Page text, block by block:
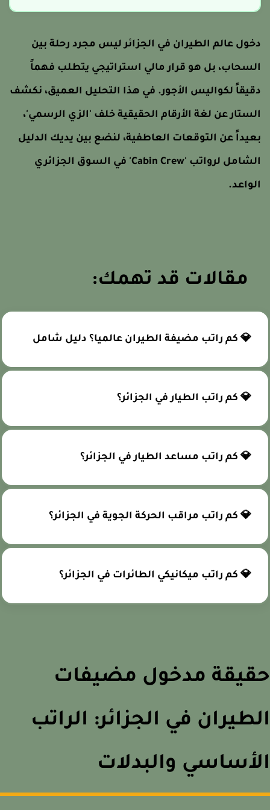
عالم الطيران في الجزائر ليس مجرد رحلة بين
بل هو قرار مالي استراتيجي يتطلب فهماً
لكواليس الأجور. في هذا التحليل العميق، نكشف
عن لغة الأرقام الحقيقية خلف 'الزي الرسمي'،
عن التوقعات العاطفية، لنضع بين يديك الدليل
الشامل لرواتب 'Cabin Crew' في السوق الجزائري
مقالات قد تهمك:
💎 كم راتب مضيفة الطيران عالميا؟ دليل شامل
💎 كم راتب الطيار في الجزائر؟
💎 كم راتب مساعد الطيار في الجزائر؟
💎 كم راتب مراقب الحركة الجوية في الجزائر؟
💎 كم راتب ميكانيكي الطائرات في الجزائر؟
مدخول مضيفات
في الجزائر: الراتب
والبدلات